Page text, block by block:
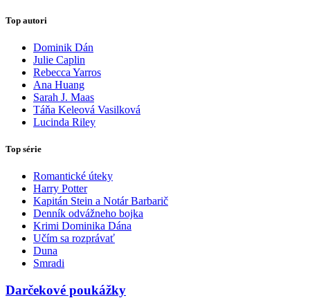
Top autori
Dominik Dán
Julie Caplin
Rebecca Yarros
Ana Huang
Sarah J. Maas
Táňa Keleová Vasilková
Lucinda Riley
Top série
Romantické úteky
Harry Potter
Kapitán Stein a Notár Barbarič
Denník odvážneho bojka
Krimi Dominika Dána
Učím sa rozprávať
Duna
Smradi
Darčekové poukážky